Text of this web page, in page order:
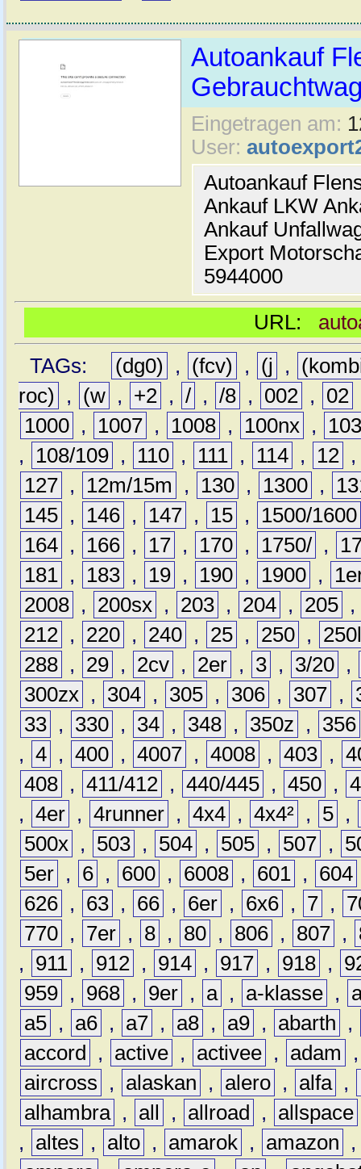
Autoankauf
Eingetragen am:
User:
Autoankauf
Ankauf LKW
Ankauf
Export
5944000
URL:
TAGs:
(dg0) , (fcv) , (j ,
roc)
, (w , +2 , / , /8 , 002 , 02
1000 , 1007 , 1008 , 100nx ,
,
108/109 , 110 , 111 , 114 , 12
127 , 12m/15m , 130 , 1300 ,
145 , 146 , 147 , 15 ,
1500/1600
164 , 166 , 17 , 170 , 1750/ ,
181 , 183 , 19 , 190 , 1900 ,
2008 , 200sx , 203 , 204 , 205 ,
212 , 220 , 240 , 25 , 250 ,
288 , 29 , 2cv , 2er , 3 , 3/20 ,
300zx , 304 , 305 , 306 , 307 ,
33 , 330 , 34 , 348 , 350z ,
356
, 4 , 400 , 4007 , 4008 , 403 ,
408 , 411/412 , 440/445 , 450 ,
, 4er , 4runner , 4x4 , 4x4² , 5 ,
500x , 503 , 504 , 505 , 507 ,
5er , 6 , 600 , 6008 , 601 , 604
626 , 63 , 66 , 6er , 6x6 , 7 ,
770 , 7er , 8 , 80 , 806 , 807 ,
,
911 , 912 , 914 , 917 , 918 ,
959 , 968 , 9er , a , a-klasse ,
a5 , a6 , a7 , a8 , a9 , abarth
,
accord
, active , activee , adam
aircross
, alaskan , alero , alfa ,
alhambra , all , allroad , allspace
,
altes , alto , amarok , amazon